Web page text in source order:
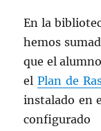
En la
hemos
que el
elPlan de
instalado en